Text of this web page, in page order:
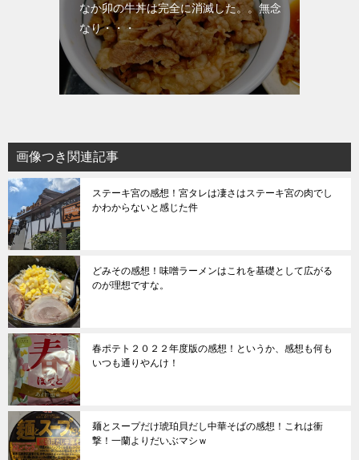
なか卯の牛丼は完全に消滅した。。無念
なり・・・
画像つき関連記事
ステーキ宮の感想！宮タレは凄さはステーキ宮の肉でし
かわからないと感じた件
どみその感想！味噌ラーメンはこれを基礎として広がる
のが理想ですな。
春ポテト２０２２年度版の感想！というか、感想も何も
いつも通りやんけ！
麺とスープだけ琥珀貝だし中華そばの感想！これは衝
撃！一蘭よりだいぶマシｗ